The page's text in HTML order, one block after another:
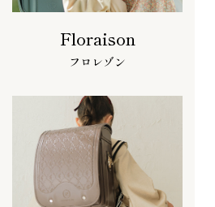
Floraison
フロレゾン